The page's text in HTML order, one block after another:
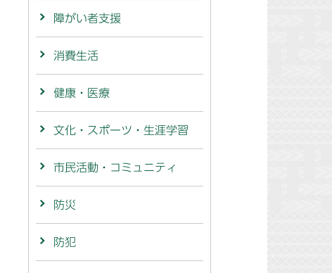
障がい者支援
消費生活
健康・医療
文化・スポーツ・生涯学習
市民活動・コミュニティ
防災
防犯